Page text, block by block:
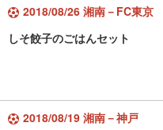
2018/08/26 湘南－FC東京
しそ餃子のごはんセット
2018/08/19 湘南－神戸